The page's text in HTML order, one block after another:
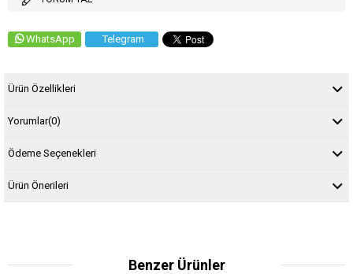
WhatsApp Telegram
Ürün Özellikleri
Yorumlar(0)
Ödeme Seçenekleri
Ürün Önerileri
Benzer Ürünler